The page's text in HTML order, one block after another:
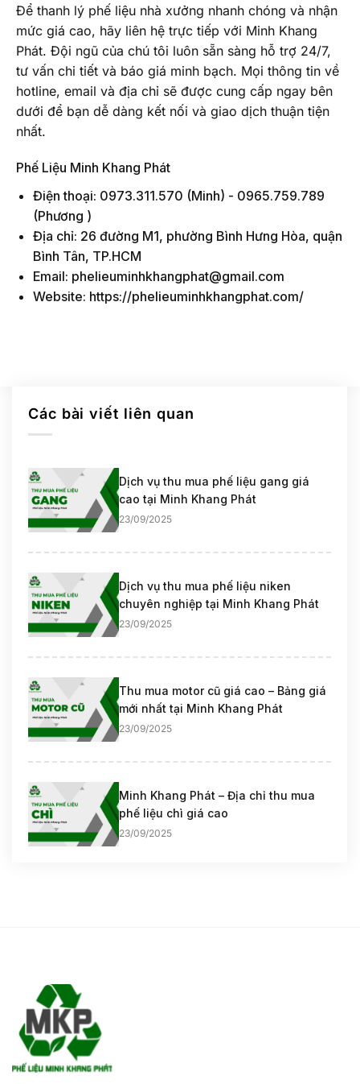
Để thanh lý phế liệu nhà xưởng nhanh chóng và nhận
mức giá cao, hãy liên hệ trực tiếp với Minh Khang
Phát. Đội ngũ của chú tôi luôn sẵn sàng hỗ trợ 24/7,
tư vấn chi tiết và báo giá minh bạch. Mọi thông tin về
hotline, email và địa chỉ sẽ được cung cấp ngay bên
dưới để bạn dễ dàng kết nối và giao dịch thuận tiện
nhất.
Phế Liệu Minh Khang Phát
Điện thoại: 0973.311.570 (Minh) - 0965.759.789
(Phương )
Địa chỉ: 26 đường M1, phường Bình Hưng Hòa, quận
Bình Tân, TP.HCM
Email: phelieuminhkhangphat@gmail.com
Website: https://phelieuminhkhangphat.com/
Các bài viết liên quan
Dịch vụ thu mua phế liệu gang giá
cao tại Minh Khang Phát
23/09/2025
Dịch vụ thu mua phế liệu niken
chuyên nghiệp tại Minh Khang Phát
23/09/2025
Thu mua motor cũ giá cao – Bảng giá
mới nhất tại Minh Khang Phát
23/09/2025
Minh Khang Phát – Địa chỉ thu mua
phế liệu chì giá cao
23/09/2025